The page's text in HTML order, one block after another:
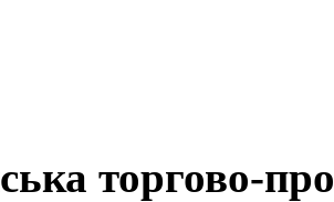
торгово-